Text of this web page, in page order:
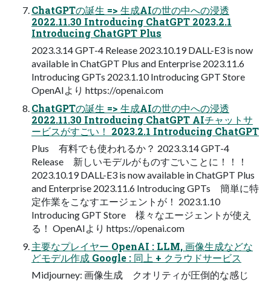
ChatGPTの誕⽣ => ⽣成AIの世の中への浸透
2022.11.30 Introducing ChatGPT 2023.2.1
Introducing ChatGPT Plus
2023.3.14 GPT-4 Release 2023.10.19 DALL-E3 is now
available in ChatGPT Plus and Enterprise 2023.11.6
Introducing GPTs 2023.1.10 Introducing GPT Store
OpenAIより https://openai.com
ChatGPTの誕⽣ => ⽣成AIの世の中への浸透
2022.11.30 Introducing ChatGPT AIチャットサ
ービスがすごい！ 2023.2.1 Introducing ChatGPT
Plus 有料でも使われるか？ 2023.3.14 GPT-4
Release 新しいモデルがものすごいことに！！！
2023.10.19 DALL-E3 is now available in ChatGPT Plus
and Enterprise 2023.11.6 Introducing GPTs 簡単に特
定作業をこなすエージェントが！ 2023.1.10
Introducing GPT Store 様々なエージェントが使え
る！ OpenAIより https://openai.com
主要なプレイヤー OpenAI : LLM, 画像⽣成などな
どモデル作成 Google : 同上 + クラウドサービス
Midjourney: 画像⽣成 クオリティが圧倒的な感じ